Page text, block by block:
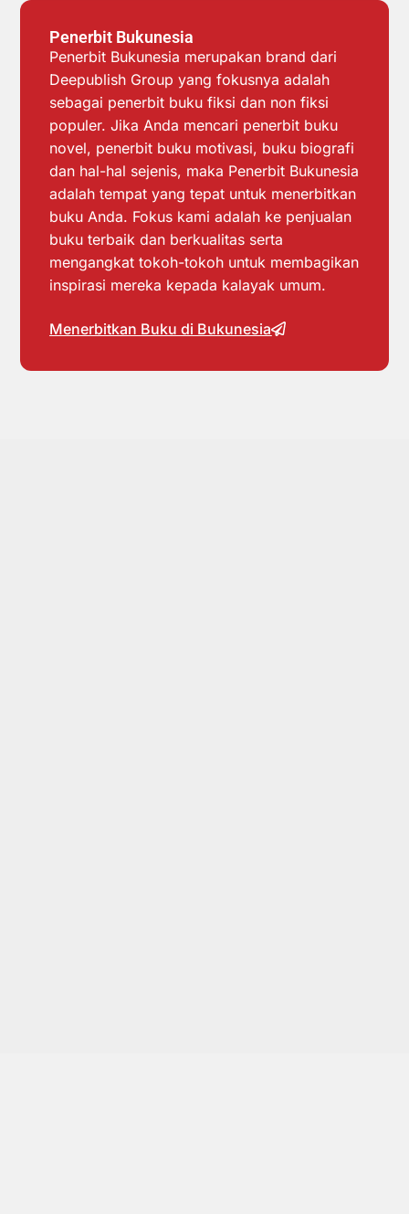
Penerbit Bukunesia
Penerbit Bukunesia merupakan brand dari
Deepublish Group yang fokusnya adalah
sebagai penerbit buku fiksi dan non fiksi
populer. Jika Anda mencari penerbit buku
novel, penerbit buku motivasi, buku biografi
dan hal-hal sejenis, maka Penerbit Bukunesia
adalah tempat yang tepat untuk menerbitkan
buku Anda. Fokus kami adalah ke penjualan
buku terbaik dan berkualitas serta
mengangkat tokoh-tokoh untuk membagikan
inspirasi mereka kepada kalayak umum.
Menerbitkan Buku di Bukunesia